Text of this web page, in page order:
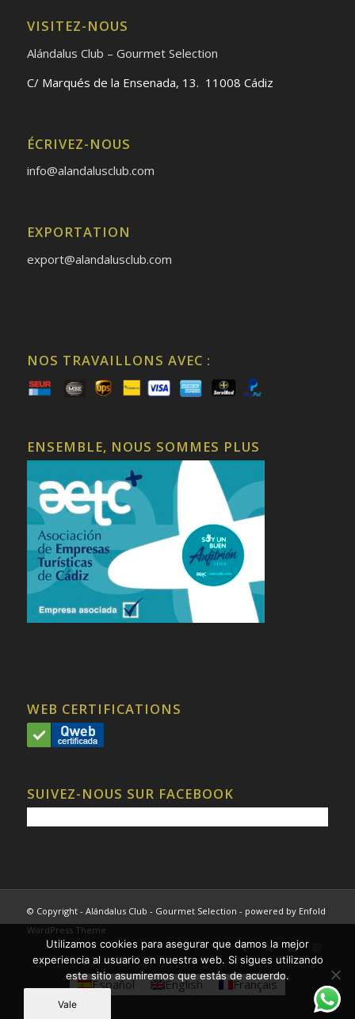
VISITEZ-NOUS
Alándalus Club – Gourmet Selection
C/ Marqués de la Ensenada, 13. 11008 Cádiz
ÉCRIVEZ-NOUS
info@alandalusclub.com
EXPORTATION
export@alandalusclub.com
NOS TRAVAILLONS AVEC :
ENSEMBLE, NOUS SOMMES PLUS
WEB CERTIFICATIONS
SUIVEZ-NOUS SUR FACEBOOK
© Copyright - Alándalus Club - Gourmet Selection - powered by Enfold
WordPress Theme
Español English Français
Utilizamos cookies para asegurar que damos la mejor
experiencia al usuario en nuestra web. Si sigues utilizando
este sitio asumiremos que estás de acuerdo.
Vale